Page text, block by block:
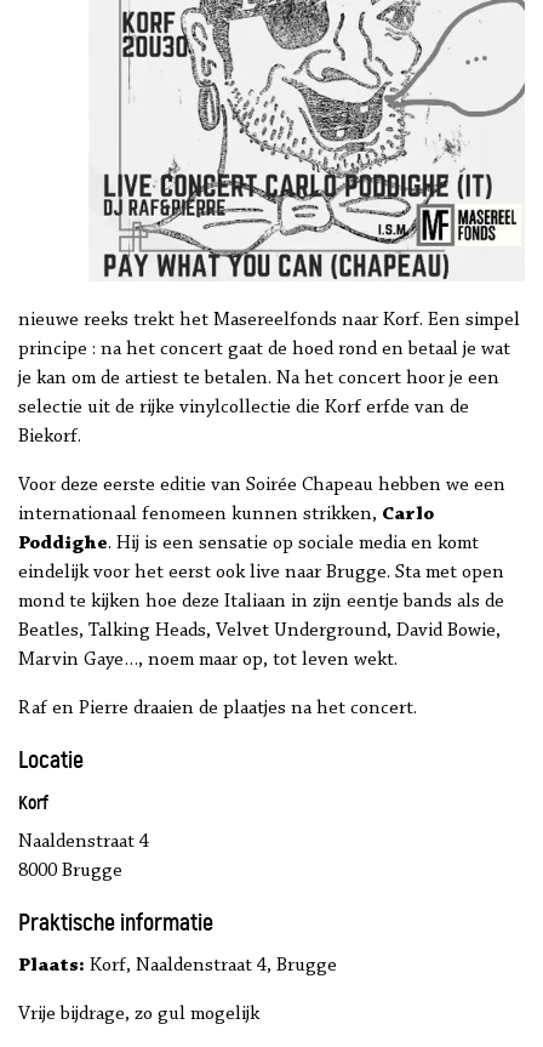
nieuwe reeks trekt het Masereelfonds naar Korf. Een simpel
principe : na het concert gaat de hoed rond en betaal je wat
je kan om de artiest te betalen. Na het concert hoor je een
selectie uit de rijke vinylcollectie die Korf erfde van de
Biekorf.
Voor deze eerste editie van Soirée Chapeau hebben we een
internationaal fenomeen kunnen strikken, Carlo
Poddighe. Hij is een sensatie op sociale media en komt
eindelijk voor het eerst ook live naar Brugge. Sta met open
mond te kijken hoe deze Italiaan in zijn eentje bands als de
Beatles, Talking Heads, Velvet Underground, David Bowie,
Marvin Gaye…, noem maar op, tot leven wekt.
Raf en Pierre draaien de plaatjes na het concert.
Locatie
Korf
Naaldenstraat 4
8000 Brugge
Praktische informatie
Plaats: Korf, Naaldenstraat 4, Brugge
Vrije bijdrage, zo gul mogelijk